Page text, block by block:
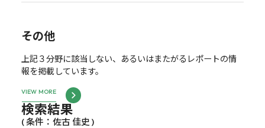
その他
上記３分野に該当しない、あるいはまたがるレポートの情
報を掲載しています。
VIEW MORE
検索結果
( 条件：佐古 佳史 )